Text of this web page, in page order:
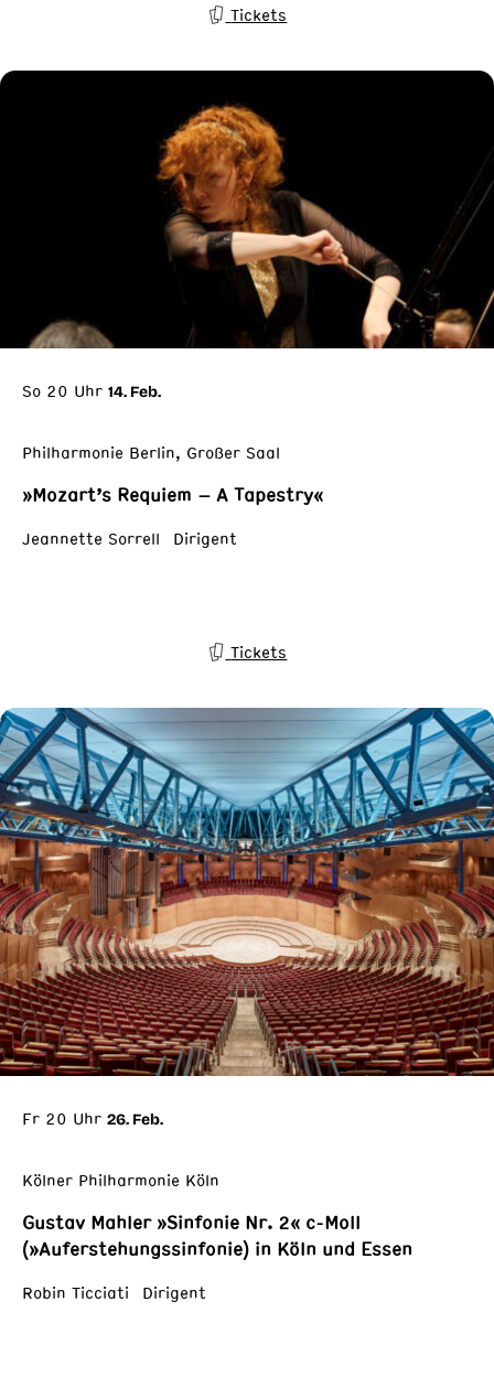
Tickets
So 20 Uhr 14. Feb.
Philharmonie Berlin, Großer Saal
»Mozart’s Requiem – A Tapestry«
Jeannette Sorrell Dirigent
Tickets
Fr 20 Uhr 26. Feb.
Kölner Philharmonie Köln
Gustav Mahler »Sinfonie Nr. 2« c-Moll
(»Auferstehungssinfonie) in Köln und Essen
Robin Ticciati Dirigent